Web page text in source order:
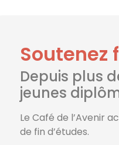
Soutenez
Depuis plus
jeunes
Le Café de l’Avenir
de fin d’études.